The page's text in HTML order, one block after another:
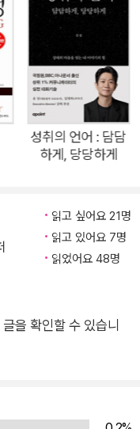
련하라는 솔루션을, 발
하듯 오프닝 첫 1분만
보이는 말투 때문에 고
침표를 찍듯 분명하게
적용해 연습할 수 있는
한 모습을 담은 QR 코
만큼의 효과를 줄 수
코치 한석준 아나운서
업 수강생들에게 건
웠던 시절이 있었다.
지금에 이르기까지 말
고 그로 인해 인생이 몰
성취의 언어 : 담담
하게, 당당하게
읽고 싶어요 21명
읽고 있어요 7명
읽었어요 48명
을 확인할 수 있습니